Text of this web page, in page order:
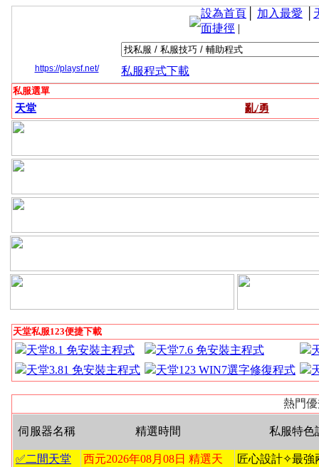
https://playsf.net/
設為首頁 加入最愛
面捷徑 |
私服程式下載
私服選單
天堂 亂/勇
天堂私服123便捷下載
天堂8.1 免安裝主程式 天堂7.6 免安裝主程式
天堂3.81 免安裝主程式
天堂123 WIN7選字修復程式
熱門
伺服器名稱 精選時間 私服特色
✅二間天堂
西元2026年08月08日 精選天
匠心設計✧最強